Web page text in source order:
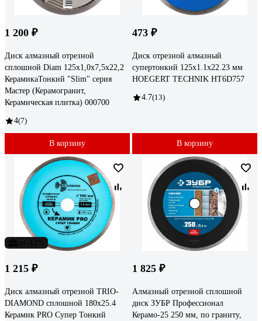
1 200 ₽
Диск алмазный отрезной
сплошной Diam 125x1,0x7,5x22,2
КерамикаТонкий "Slim" серия
Мастер (Керамогранит,
Керамическая плитка) 000700
4(7)
В корзину
473 ₽
Диск отрезной алмазный
супертонкий 125x1.1x22.23 мм
HOEGERT TECHNIK HT6D757
4.7(13)
В корзину
1 215 ₽
Диск алмазный отрезной TRIO-
DIAMOND сплошной 180x25.4
Керамик PRO Супер Тонкий
1 825 ₽
Алмазный отрезной сплошной
диск ЗУБР Профессионал
Керамо-25 250 мм, по граниту,